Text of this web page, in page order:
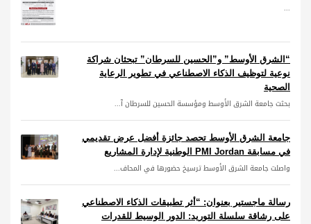
...
“الشرق الأوسط” و”الحسين للسرطان” تبحثان شراكة
نوعية لتوظيف الذكاء الاصطناعي في تطوير الرعاية
الصحية
بحثت جامعة الشرق الأوسط ومؤسسة الحسين للسرطان آ...
جامعة الشرق الأوسط تحصد جائزة أفضل عرض تقديمي
في مسابقة PMI Jordan الوطنية لإدارة المشاريع
واصلت جامعة الشرق الأوسط ترسيخ حضورها في المحاف...
رسالة ماجستير بعنوان: “أثر تطبيقات الذكاء الاصطناعي
على رشاقة سلسلة التوريد: الدور الوسيط للقدرات